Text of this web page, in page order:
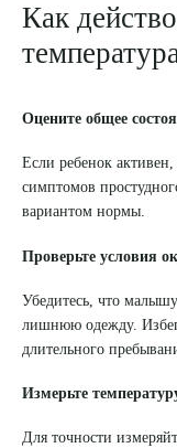
Как
Оцените общее
Если ребенок
симптомов
вариантом нормы.
Проверьте условия
Убедитесь, что
лишнюю одежду.
длительного
Измерьте
Для точности